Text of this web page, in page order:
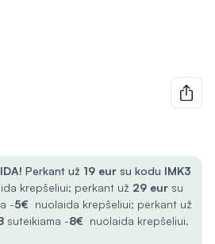
Perkant už 19 eur su kodu IMK3
krepšeliui; perkant už 29 eur su
-5€ nuolaida krepšeliui; perkant už
suteikiama -8€ nuolaida krepšeliui.